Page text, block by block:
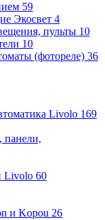
59
Экосвет 4
пульты 10
10
(фотореле) 36
Livolo 169
Livolo 60
и Kopou 26